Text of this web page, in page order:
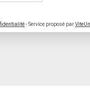
- Service proposé par